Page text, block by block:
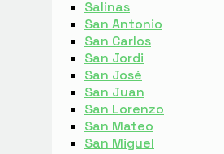
Salinas
San Antonio
San Carlos
San Jordi
San José
San Juan
San Lorenzo
San Mateo
San Miguel